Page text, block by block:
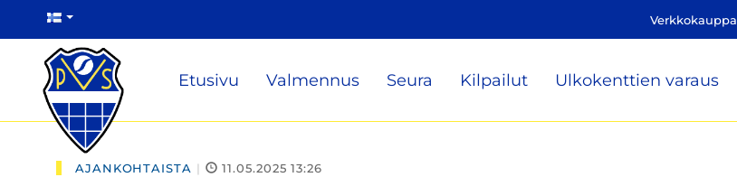
Verkkokauppa
Etusivu Valmennus Seura Kilpailut Ulkokenttien varaus
AJANKOHTAISTA | 11.05.2025 13:26